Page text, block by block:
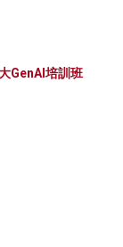
GenAI培訓班